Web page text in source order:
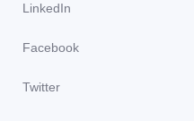
LinkedIn
Facebook
Twitter